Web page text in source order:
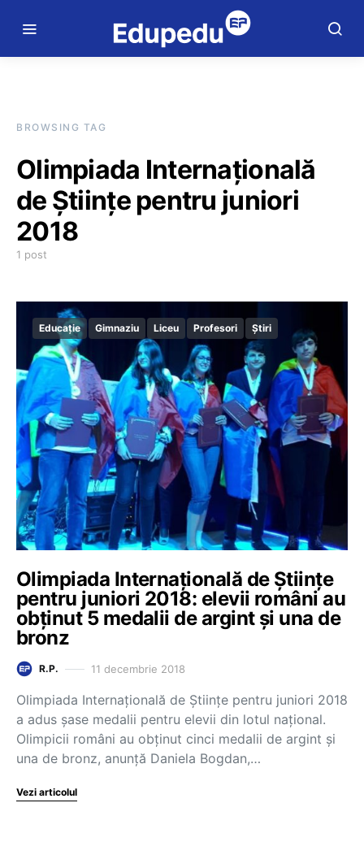
BROWSING TAG
Olimpiada Internațională
de Științe pentru juniori
2018
1 post
Educație Gimnaziu Liceu Profesori Știri
Olimpiada Internațională de Științe
pentru juniori 2018: elevii români au
obținut 5 medalii de argint și una de
bronz
R.P. 11 decembrie 2018
Olimpiada Internațională de Științe pentru juniori 2018
a adus șase medalii pentru elevii din lotul național.
Olimpicii români au obținut cinci medalii de argint și
una de bronz, anunță Daniela Bogdan,…
Vezi articolul